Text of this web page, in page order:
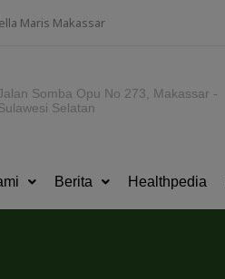
Maris Makassar
Somba Opu No 273, Makassar -
Selatan
Berita Healthpedia